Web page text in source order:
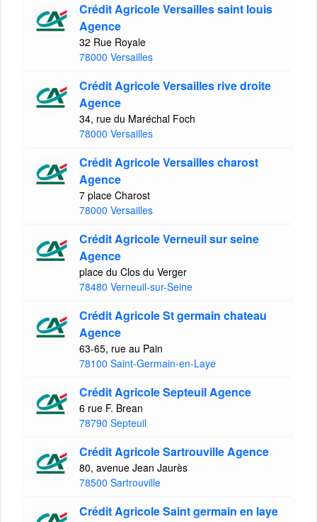
Crédit Agricole Versailles saint louis
Agence
32 Rue Royale
78000 Versailles
Crédit Agricole Versailles rive droite
Agence
34, rue du Maréchal Foch
78000 Versailles
Crédit Agricole Versailles charost
Agence
7 place Charost
78000 Versailles
Crédit Agricole Verneuil sur seine
Agence
place du Clos du Verger
78480 Verneuil-sur-Seine
Crédit Agricole St germain chateau
Agence
63-65, rue au Pain
78100 Saint-Germain-en-Laye
Crédit Agricole Septeuil Agence
6 rue F. Brean
78790 Septeuil
Crédit Agricole Sartrouville Agence
80, avenue Jean Jaurès
78500 Sartrouville
Crédit Agricole Saint germain en laye